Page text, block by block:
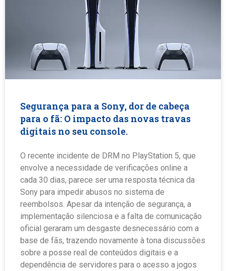
Segurança para a Sony, dor de cabeça
para o fã: O impacto das novas travas
digitais no seu console.
O recente incidente de DRM no PlayStation 5, que
envolve a necessidade de verificações online a
cada 30 dias, parece ser uma resposta técnica da
Sony para impedir abusos no sistema de
reembolsos. Apesar da intenção de segurança, a
implementação silenciosa e a falta de comunicação
oficial geraram um desgaste desnecessário com a
base de fãs, trazendo novamente à tona discussões
sobre a posse real de conteúdos digitais e a
dependência de servidores para o acesso a jogos